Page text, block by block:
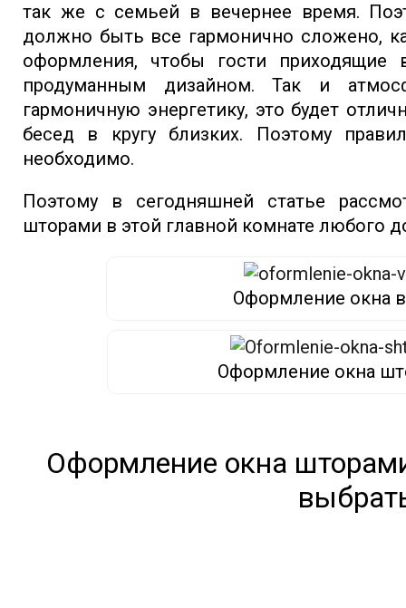
так же с семьей в вечернее время.
должно быть все гармонично сложено,
оформления, чтобы гости
продуманным дизайном. Так и
гармоничную энергетику, это будет
бесед в кругу близких. Поэтому
необходимо.
Поэтому в сегодняшней статье
шторами в этой главной комнате любого
Оформление окна
Оформление окна
Оформление окна